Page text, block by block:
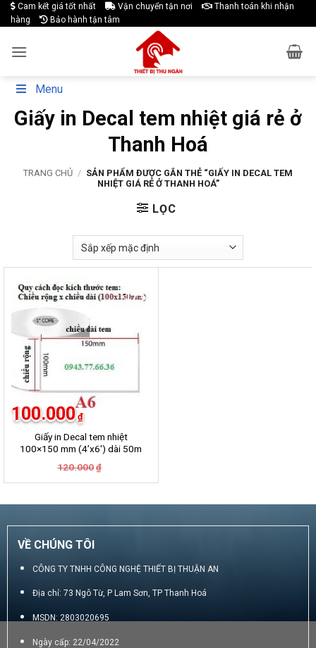
Skip
to
Cam kết giá tốt nhất Vận chuyển tận nơi
Thanh toán khi nhận
hàng
Bảo hành tận tâm
Menu
Giấy in Decal tem nhiệt giá rẻ ở
Thanh Hoá
TRANG CHỦ / SẢN PHẨM ĐƯỢC GẮN THẺ “GIẤY IN DECAL TEM
NHIỆT GIÁ RẺ Ở THANH HOÁ”
LỌC
-17%
Giấy in Decal tem nhiệt
100×150 mm (4’x6′) dài 50m
120.000 ₫
là:
100.000 ₫
tại
100.000₫.
VỀ CHÚNG TÔI
CÔNG TY TNHH CÔNG NGHỆ THIẾT BỊ THUẬN AN
Địa chỉ: 73 Ngô Từ, P Lam Sơn, TP Thanh Hoá
MSDN: 2803020695
Ngày cấp: 22/04/2022